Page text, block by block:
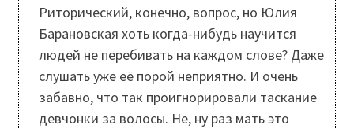
Риторический, конечно, вопрос, но Юлия
Барановская хоть когда-нибудь научится
людей не перебивать на каждом слове? Даже
слушать уже её порой неприятно. И очень
забавно, что так проигнорировали таскание
девчонки за волосы. Не, ну раз мать это